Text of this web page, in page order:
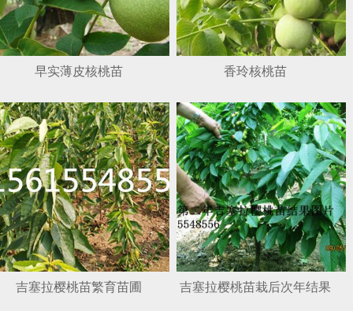
早实薄皮核桃苗 香玲核桃苗
吉塞拉樱桃苗繁育苗圃 吉塞拉樱桃苗栽后次年结果